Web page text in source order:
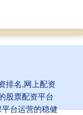
排名,网上配资
股票配资平台
台运营的稳健